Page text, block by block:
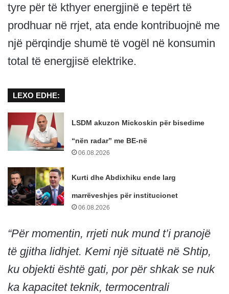
tyre për të kthyer energjinë e tepërt të
prodhuar në rrjet, ata ende kontribuojnë me
një përqindje shumë të vogël në konsumin
total të energjisë elektrike.
LEXO EDHE:
LSDM akuzon Mickoskin për bisedime
“nën radar” me BE-në
06.08.2026
Kurti dhe Abdixhiku ende larg
marrëveshjes për institucionet
06.08.2026
“Për momentin, rrjeti nuk mund t’i pranojë
të gjitha lidhjet. Kemi një situatë në Shtip,
ku objekti është gati, por për shkak se nuk
ka kapacitet teknik, termocentrali